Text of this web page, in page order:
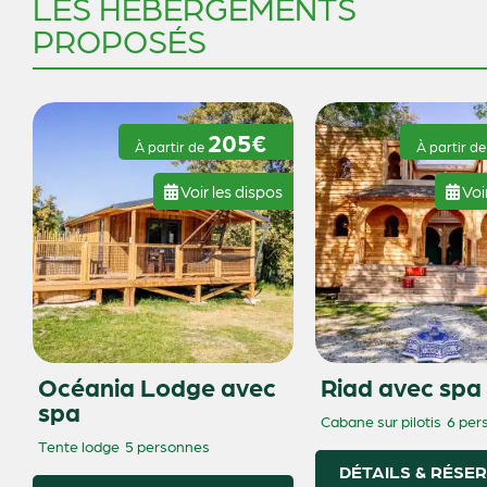
PROPOSÉS
À partir de 205€
Voir les dispos
Océania Lodge avec
spa
Tente lodge 5 personnes
À partir de
Riad avec spa
Cabane sur pilotis 6
DÉTAILS &